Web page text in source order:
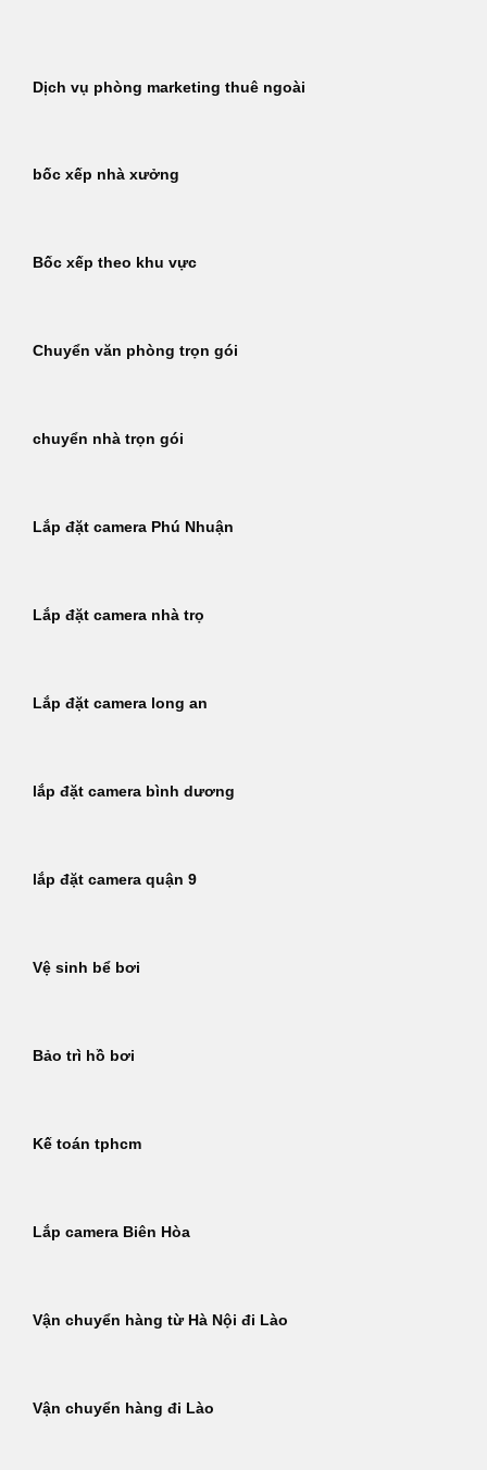
dungDịch vụ phòng marketing thuê ngoài
bốc xếp nhà xưởng
Bốc xếp theo khu vực
Chuyển văn phòng trọn gói
chuyển nhà trọn gói
Lắp đặt camera Phú Nhuận
Lắp đặt camera nhà trọ
Lắp đặt camera long an
lắp đặt camera bình dương
lắp đặt camera quận 9
Vệ sinh bể bơi
Bảo trì hồ bơi
Kế toán tphcm
Lắp camera Biên Hòa
Vận chuyển hàng từ Hà Nội đi Lào
Vận chuyển hàng đi Lào